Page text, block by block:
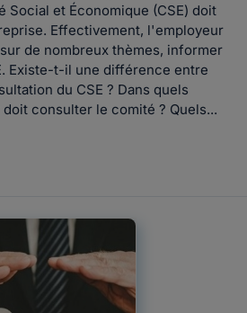
Social et Économique (CSE) doit
Effectivement, l'employeur
de nombreux thèmes, informer
Existe-t-il une différence entre
du CSE ? Dans quels
consulter le comité ? Quels...